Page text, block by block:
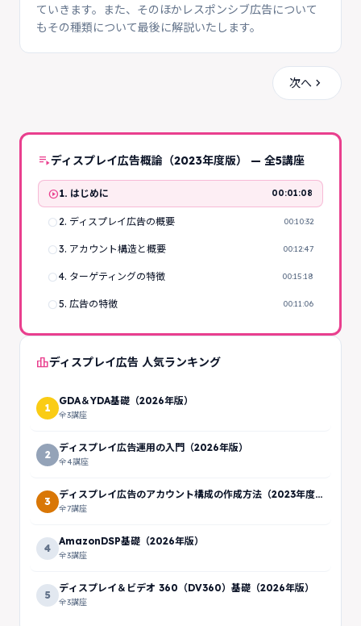
ていきます。また、そのほかレスポンシブ広告について
もその種類について最後に解説いたします。
次へ chevron_right
playlist_playディスプレイ広告概論（2023年度版） — 全5講座
play_circle1. はじめに 00:01:08
radio_button_unchecked 2. ディスプレイ広告の概要 00:10:32
radio_button_unchecked3. アカウント構造と概要 00:12:47
radio_button_unchecked4. ターゲティングの特徴 00:15:18
radio_button_unchecked5. 広告の特徴 00:11:06
leaderboardディスプレイ広告 人気ランキング
1
GDA＆YDA基礎（2026年版）
全3講座
2
ディスプレイ広告運用の入門（2026年版）
全4講座
3
ディスプレイ広告のアカウント構成の作成方法（2023年度
版）
全7講座
4
AmazonDSP基礎（2026年版）
全3講座
5
ディスプレイ＆ビデオ 360（DV360）基礎（2026年版）
全3講座